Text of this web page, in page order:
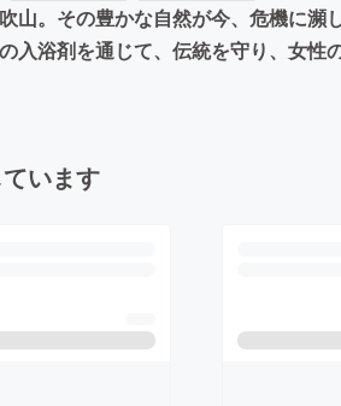
山。その豊かな自然が今、危機に
浴剤を通じて、伝統を守り、女
います